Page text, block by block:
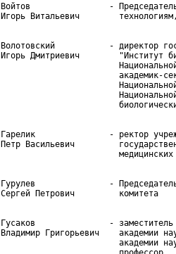
Войтов                - Председатель
Волотовский           - директор
Игорь Дмитриевич        "Институт
академик-
Гарелик               - ректор
Петр Васильевич
Гурулев               - Председатель
Гусаков               - заместитель
Владимир Григорьевич    академии
академии